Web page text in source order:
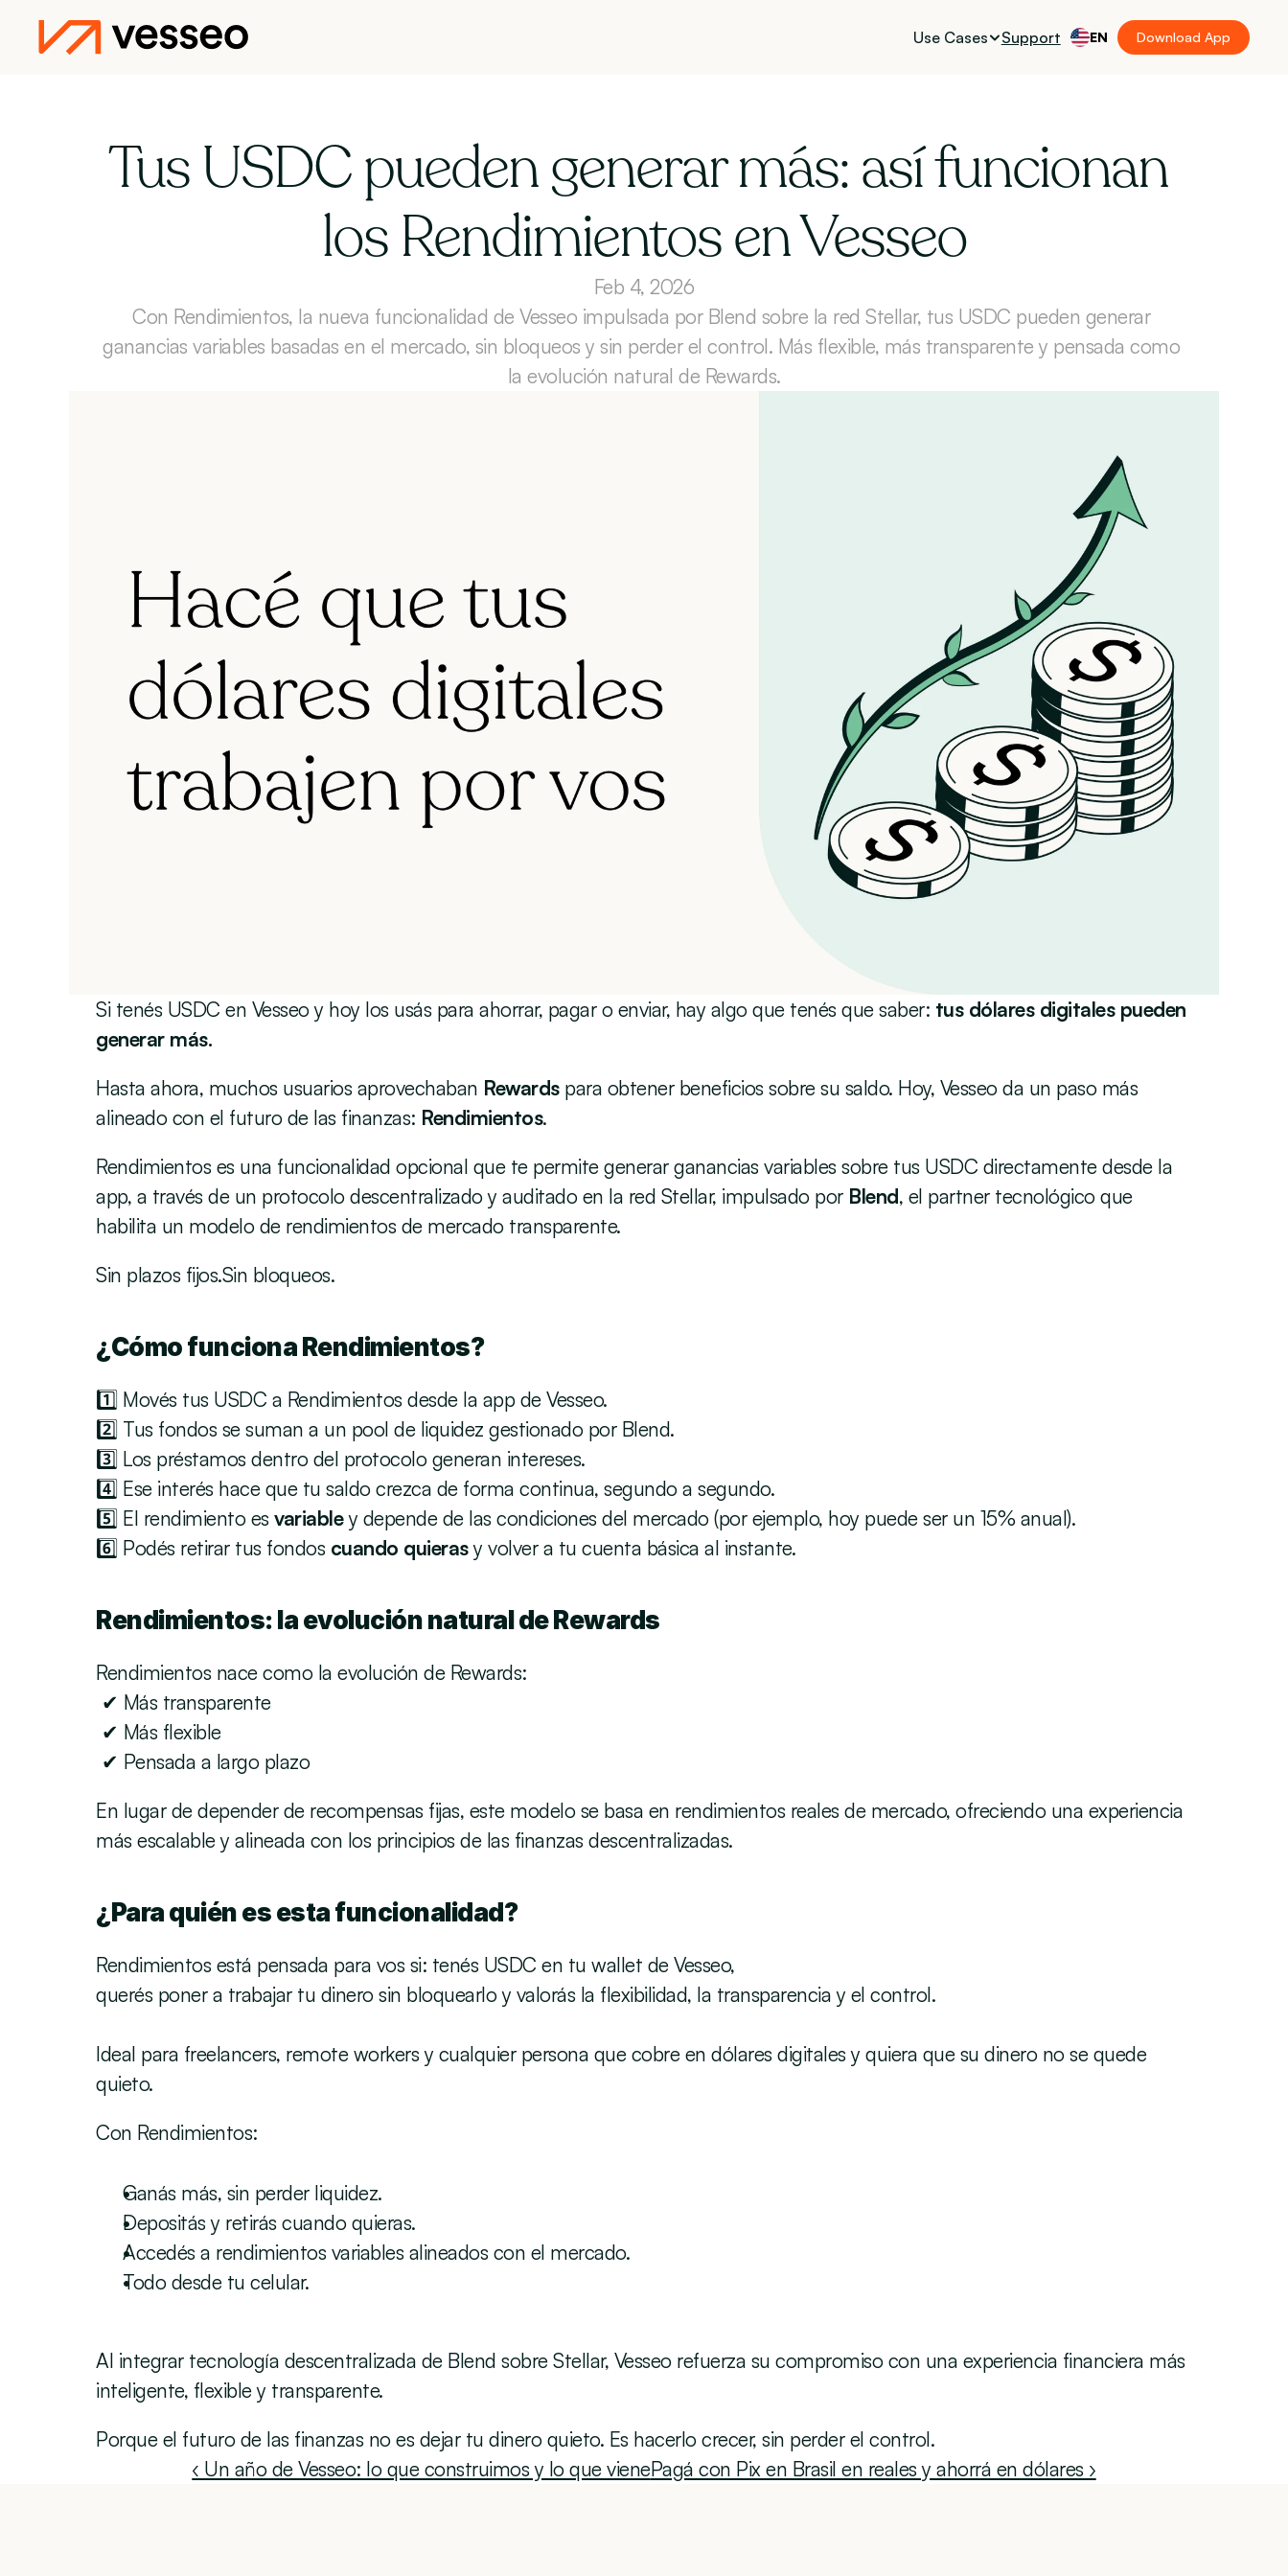
Use Cases Support EN Download App
Tus USDC pueden generar más: así funcionan
los Rendimientos en Vesseo
Feb 4, 2026
Con Rendimientos, la nueva funcionalidad de Vesseo impulsada por Blend sobre la red Stellar, tus USDC pueden generar
ganancias variables basadas en el mercado, sin bloqueos y sin perder el control. Más flexible, más transparente y pensada como
la evolución natural de Rewards.
Si tenés USDC en Vesseo y hoy los usás para ahorrar, pagar o enviar, hay algo que tenés que saber: tus dólares digitales pueden
generar más.
Hasta ahora, muchos usuarios aprovechaban Rewards para obtener beneficios sobre su saldo. Hoy, Vesseo da un paso más
alineado con el futuro de las finanzas: Rendimientos.
Rendimientos es una funcionalidad opcional que te permite generar ganancias variables sobre tus USDC directamente desde la
app, a través de un protocolo descentralizado y auditado en la red Stellar, impulsado por Blend, el partner tecnológico que
habilita un modelo de rendimientos de mercado transparente.
Sin plazos fijos.Sin bloqueos.
¿Cómo funciona Rendimientos?
1️⃣ Movés tus USDC a Rendimientos desde la app de Vesseo.
2️⃣ Tus fondos se suman a un pool de liquidez gestionado por Blend.
3️⃣ Los préstamos dentro del protocolo generan intereses.
4️⃣ Ese interés hace que tu saldo crezca de forma continua, segundo a segundo.
5️⃣ El rendimiento es variable y depende de las condiciones del mercado (por ejemplo, hoy puede ser un 15% anual).
6️⃣ Podés retirar tus fondos cuando quieras y volver a tu cuenta básica al instante.
Rendimientos: la evolución natural de Rewards
Rendimientos nace como la evolución de Rewards:
✔ Más transparente
✔ Más flexible
✔ Pensada a largo plazo
En lugar de depender de recompensas fijas, este modelo se basa en rendimientos reales de mercado, ofreciendo una experiencia
más escalable y alineada con los principios de las finanzas descentralizadas.
¿Para quién es esta funcionalidad?
Rendimientos está pensada para vos si: tenés USDC en tu wallet de Vesseo,
querés poner a trabajar tu dinero sin bloquearlo y valorás la flexibilidad, la transparencia y el control.
Ideal para freelancers, remote workers y cualquier persona que cobre en dólares digitales y quiera que su dinero no se quede
quieto.
Con Rendimientos:
Ganás más, sin perder liquidez.
Depositás y retirás cuando quieras.
Accedés a rendimientos variables alineados con el mercado.
Todo desde tu celular.
Al integrar tecnología descentralizada de Blend sobre Stellar, Vesseo refuerza su compromiso con una experiencia financiera más
inteligente, flexible y transparente.
Porque el futuro de las finanzas no es dejar tu dinero quieto. Es hacerlo crecer, sin perder el control.
‹ Un año de Vesseo: lo que construimos y lo que vienePagá con Pix en Brasil en reales y ahorrá en dólares ›